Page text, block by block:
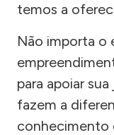
temos a
Não importa o
para apoiar
fazem a
conhecimento